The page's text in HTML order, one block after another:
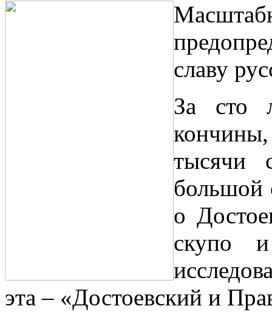
славу
За сто
тысячи
большой
о
скупо и
эта – «Достоевский и